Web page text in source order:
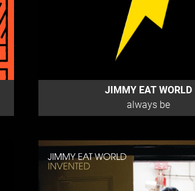
JIMMY EAT WORLD
always be